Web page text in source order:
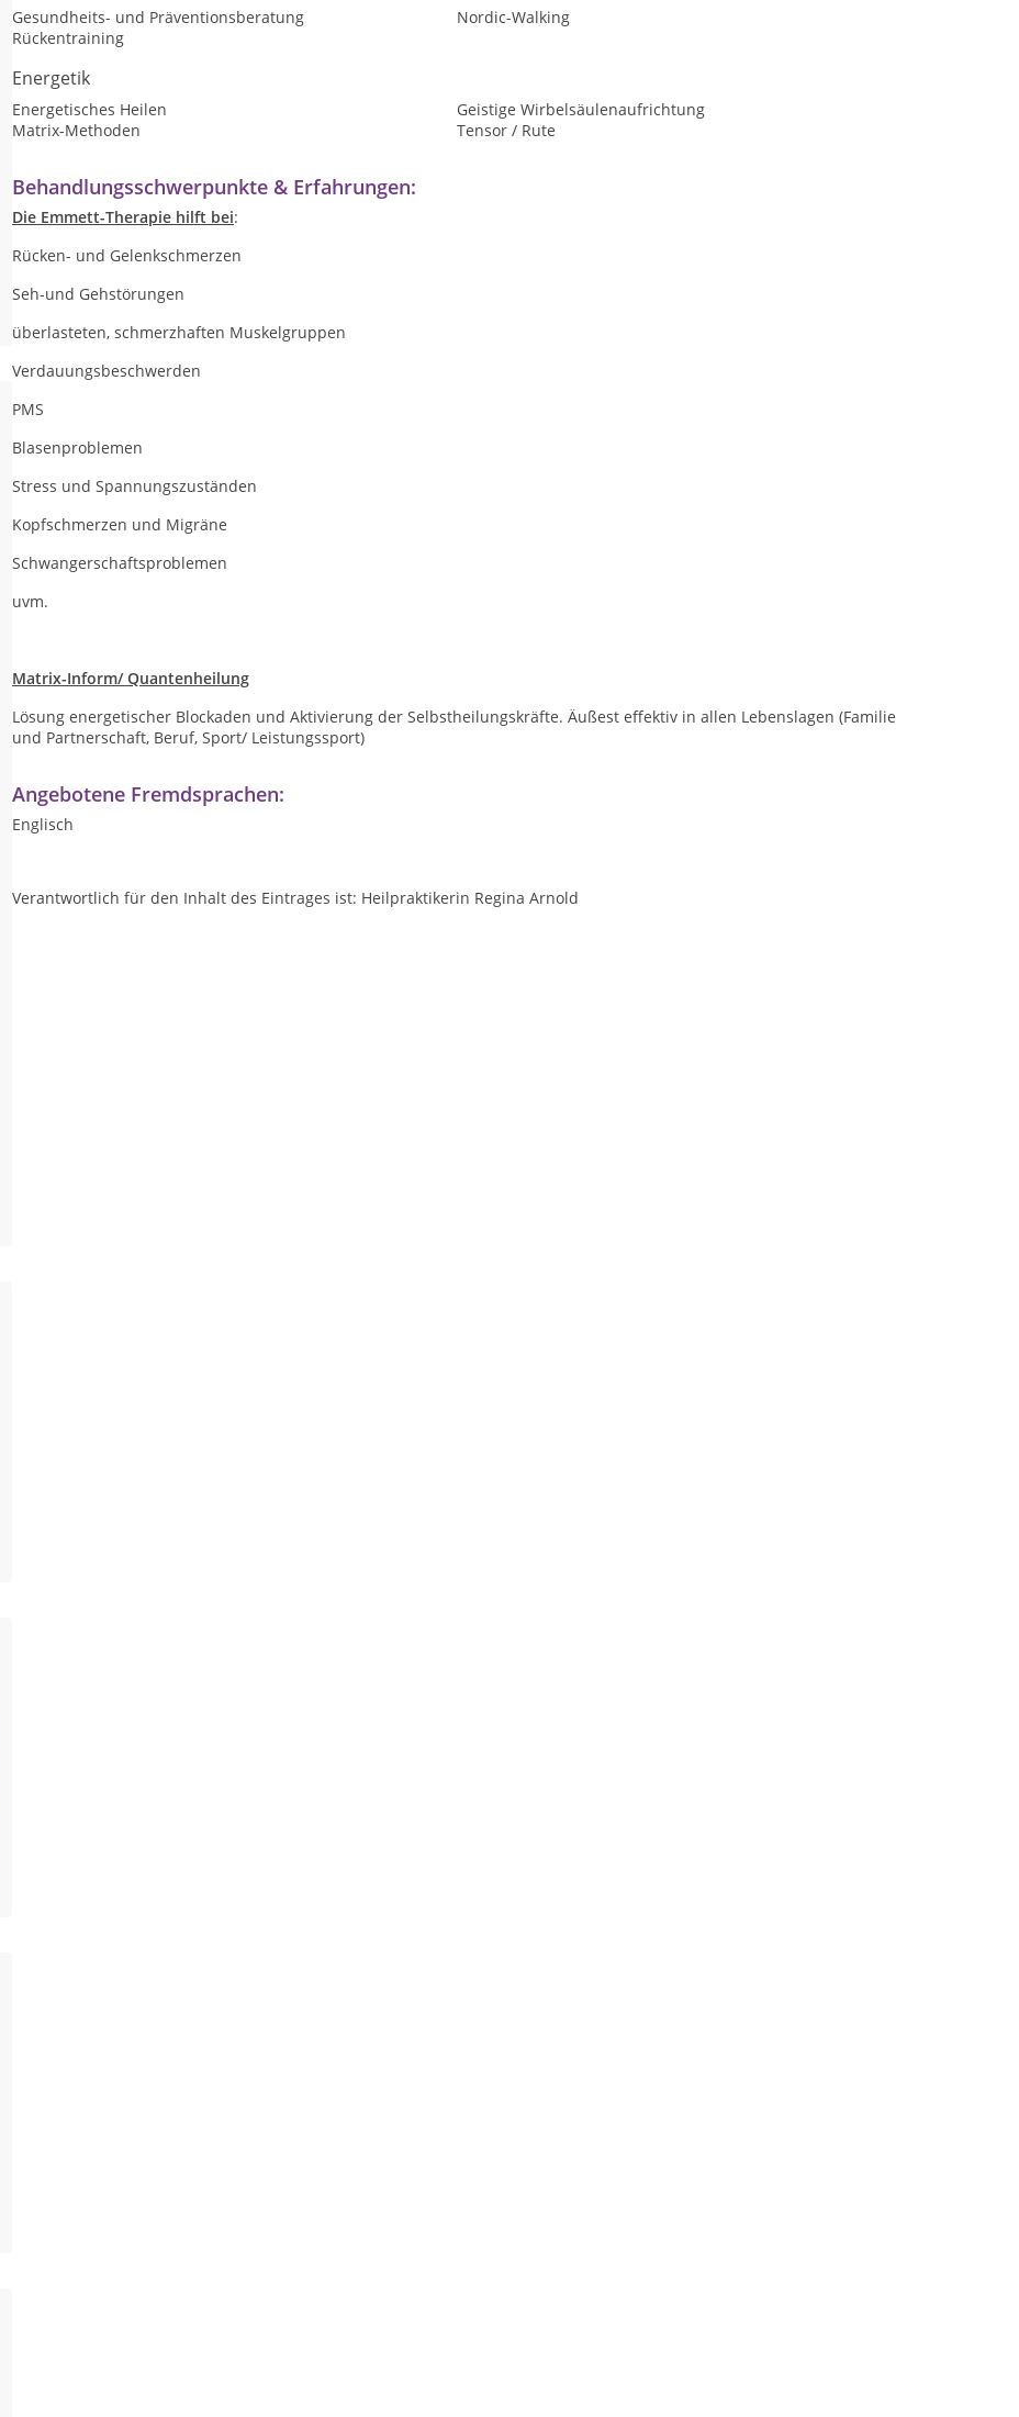
Gesundheits- und Präventionsberatung
Nordic-Walking
Rückentraining
Energetik
Energetisches Heilen
Geistige Wirbelsäulenaufrichtung
Matrix-Methoden
Tensor / Rute
Behandlungsschwerpunkte & Erfahrungen:
Die Emmett-Therapie hilft bei:
Rücken- und Gelenkschmerzen
Seh-und Gehstörungen
überlasteten, schmerzhaften Muskelgruppen
Verdauungsbeschwerden
PMS
Blasenproblemen
Stress und Spannungszuständen
Kopfschmerzen und Migräne
Schwangerschaftsproblemen
uvm.
Matrix-Inform/ Quantenheilung
Lösung energetischer Blockaden und Aktivierung der Selbstheilungskräfte. Äußest effektiv in allen Lebenslagen (Familie
und Partnerschaft, Beruf, Sport/ Leistungssport)
Angebotene Fremdsprachen:
Englisch
Verantwortlich für den Inhalt des Eintrages ist: Heilpraktikerin Regina Arnold